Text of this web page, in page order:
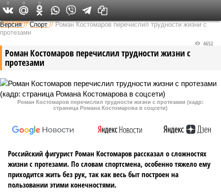
Федеральный выпуск
Версия //Спорт //Роман Костомаров перечислил трудности жизни с
протезами
Роман Костомаров перечислил трудности жизни с
протезами
4652
Роман Костомаров перечислил трудности жизни с протезами (кадр:
страница Романа Костомарова в соцсети)
Российский фигурист Роман Костомаров рассказал о сложностях
жизни с протезами. По словам спортсмена, особенно тяжело ему
приходится жить без рук, так как весь быт построен на
пользовании этими конечностями.
0 0 0